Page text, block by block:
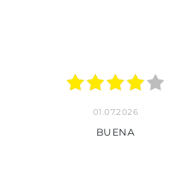
22.06.2026
Servicio muy completo